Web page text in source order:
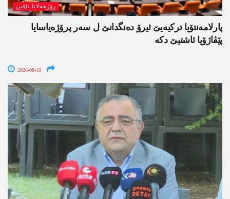
رۆژھەلاتا ناڤین
پارلامەنتۆیا ترکیەیێ ئیرۆ دەنگدانێ ل سەر پرۆژەیاسایا
پێڤاژۆیا ئاشتیێ دکە
2026-08-10